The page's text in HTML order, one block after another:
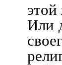
Или